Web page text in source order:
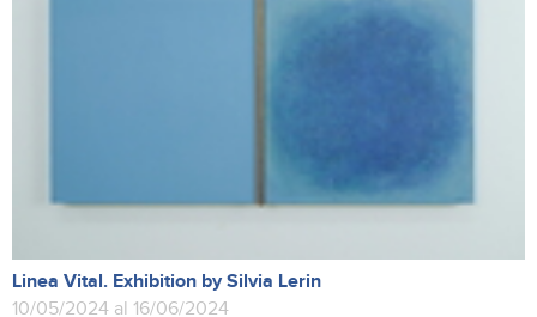
Linea Vital. Exhibition by Silvia Lerin
10/05/2024 al 16/06/2024